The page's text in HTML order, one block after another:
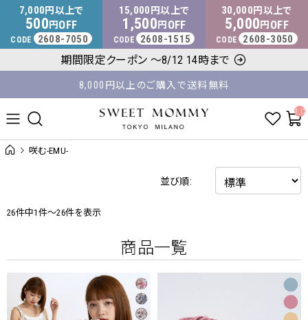
マタニティウェア・授乳服のスウィートマミー
7,000円以上で
500円OFF
CODE 2608-7050
15,000 円以上で
1,500 円 OFF
CODE 2608-1515
30,000 円以上で
5,000 円 OFF
CODE 2608-3050
期間限定クーポン ～8/12 14時まで
平日14時 / 土日祝12時まで のご注文で当日出荷！
8,000円以上のご購入で送料無料
咲む-EMU-
並び順:
26件中1件～26件を表示
商品一覧